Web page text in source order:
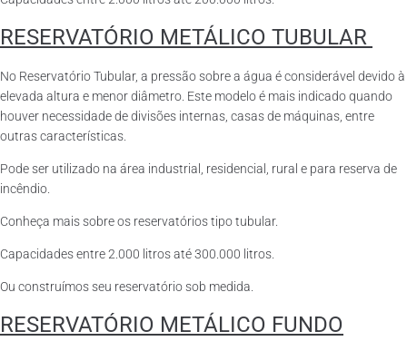
RESERVATÓRIO METÁLICO TUBULAR
No Reservatório Tubular, a pressão sobre a água é considerável devido à
elevada altura e menor diâmetro. Este modelo é mais indicado quando
houver necessidade de divisões internas, casas de máquinas, entre
outras características.
Pode ser utilizado na área industrial, residencial, rural e para reserva de
incêndio.
Conheça mais sobre os reservatórios tipo tubular.
Capacidades entre 2.000 litros até 300.000 litros.
Ou construímos seu reservatório sob medida.
RESERVATÓRIO METÁLICO FUNDO